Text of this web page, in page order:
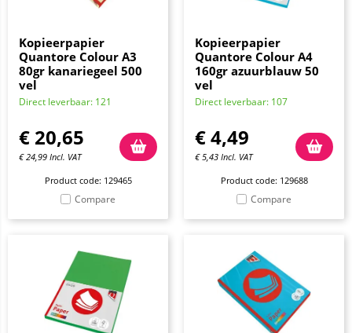
Kopieerpapier
Quantore Colour A3
80gr kanariegeel 500
vel
Direct leverbaar: 121
€ 20,65
€24,99 Incl. VAT
Product code: 129465
Compare
Kopieerpapier
Quantore Colour A4
160gr azuurblauw 50
vel
Direct leverbaar: 107
€4,49
€5,43 Incl. VAT
Product code: 129688
Compare